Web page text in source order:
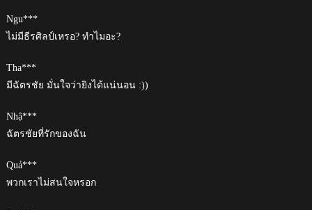
Ngu***
ไม่มีธีรศิลป์เหรอ? ทำไมอะ?
Tha***
มีฉัตรชัย มั่นใจว่ายิงได้แน่นอน :))
Nhậ***
ฉัตรชัยที่รักของฉัน
Quả***
พวกเราไม่สนใจหรอก